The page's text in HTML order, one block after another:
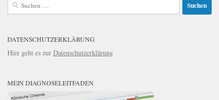
nach:
DATENSCHUTZERKLÄRUNG
Hier geht es zur Datenschutzerklärung
MEIN DIAGNOSELEITFADEN